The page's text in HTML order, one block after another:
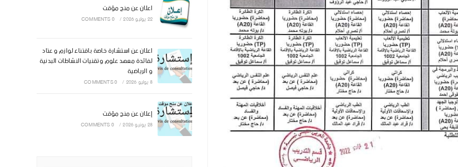
اعلان عن منح مؤقت
22 يوليو 2026 /
0 COMMENTS
اعلان عن استشارة خاصة باقتناء لوازم و عتاد
لفائدة معهد علوم وتقنيات النشاطات البدنية
و الرياضية
8 يوليو 2026 /
0 COMMENTS
إعلان عن منح مؤقت
28 يونيو 2026 /
0 COMMENTS